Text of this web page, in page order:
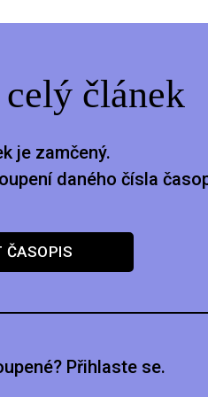
článek
je zamčený.
daného čísla
ČASOPIS
Přihlaste se.